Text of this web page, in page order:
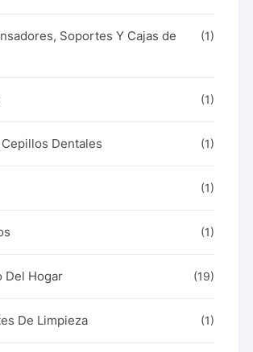
Soportes Y Cajas de
(1)
(1)
Dentales (1)
(1)
(1)
Del Hogar (19)
De Limpieza (1)